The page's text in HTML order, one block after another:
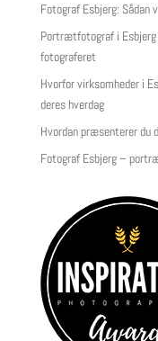
Fotograf Esbjerg: Sådan
Portrætfotograf i Esbjerg
fotograferet
Hvorfor virksomheder i
deres hverdag
Hvordan præsenterer du
Fotograf Esbjerg –